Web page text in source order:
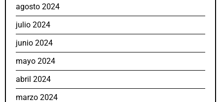
agosto 2024
julio 2024
junio 2024
mayo 2024
abril 2024
marzo 2024